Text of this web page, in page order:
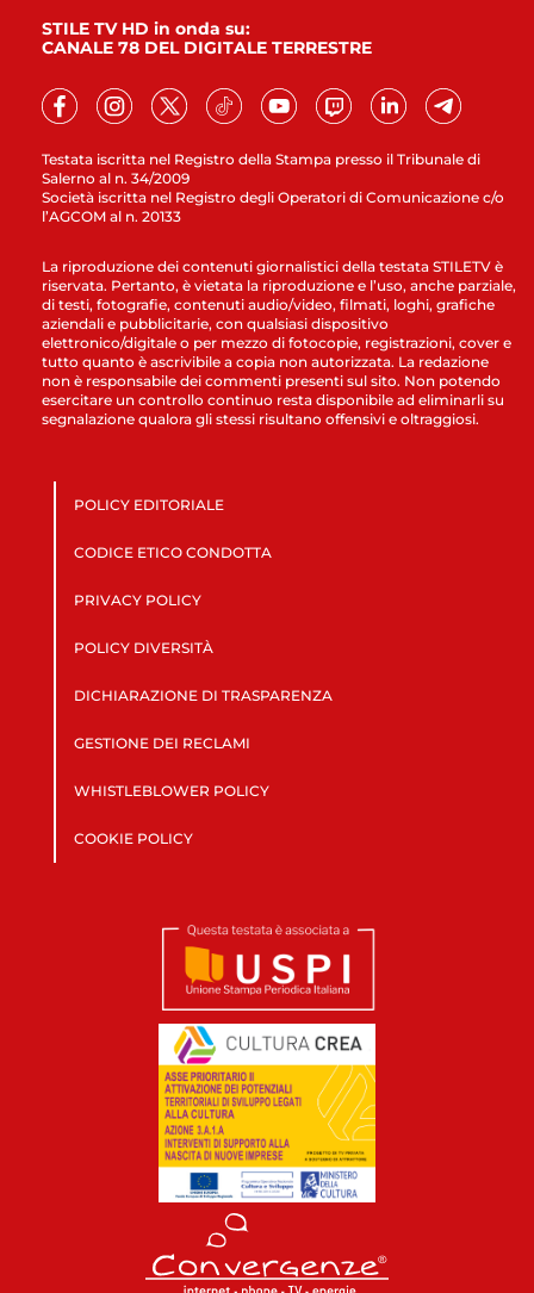
Testata iscritta nel Registro della Stampa presso il Tribunale di
Salerno al n. 34/2009
Società iscritta nel Registro degli Operatori di Comunicazione c/o
l’AGCOM al n. 20133
STILE TV HD in onda su:
CANALE 78 DEL DIGITALE TERRESTRE
La riproduzione dei contenuti giornalistici della testata STILETV è
riservata. Pertanto, è vietata la riproduzione e l’uso, anche parziale,
di testi, fotografie, contenuti audio/video, filmati, loghi, grafiche
aziendali e pubblicitarie, con qualsiasi dispositivo
elettronico/digitale o per mezzo di fotocopie, registrazioni, cover e
tutto quanto è ascrivibile a copia non autorizzata. La redazione
non è responsabile dei commenti presenti sul sito. Non potendo
esercitare un controllo continuo resta disponibile ad eliminarli su
segnalazione qualora gli stessi risultano offensivi e oltraggiosi.
POLICY EDITORIALE
CODICE ETICO CONDOTTA
PRIVACY POLICY
POLICY DIVERSITÀ
DICHIARAZIONE DI TRASPARENZA
GESTIONE DEI RECLAMI
WHISTLEBLOWER POLICY
COOKIE POLICY